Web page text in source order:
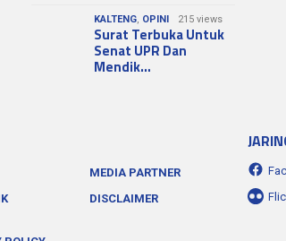
KALTENG, OPINI 215 views
Surat Terbuka Untuk
Senat UPR Dan
Mendik…
MEDIA PARTNER
DISCLAIMER